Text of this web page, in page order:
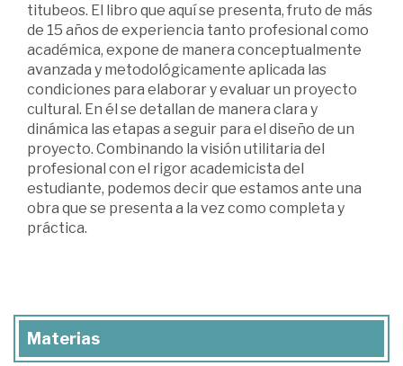
titubeos. El libro que aquí se presenta, fruto de más
de 15 años de experiencia tanto profesional como
académica, expone de manera conceptualmente
avanzada y metodológicamente aplicada las
condiciones para elaborar y evaluar un proyecto
cultural. En él se detallan de manera clara y
dinámica las etapas a seguir para el diseño de un
proyecto. Combinando la visión utilitaria del
profesional con el rigor academicista del
estudiante, podemos decir que estamos ante una
obra que se presenta a la vez como completa y
práctica.
Materias